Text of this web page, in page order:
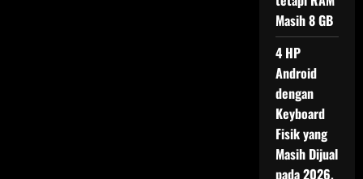
Masih 8 GB
4 HP
Android
dengan
Keyboard
Fisik yang
Masih Dijual
pada 2026,